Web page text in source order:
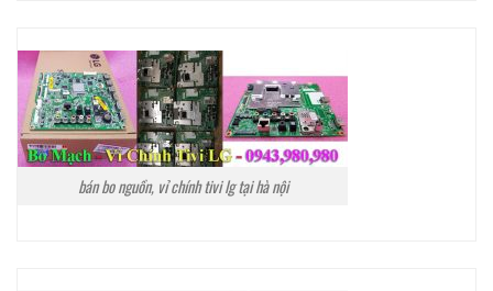
bán bo nguồn, vỉ chính tivi lg tại hà nội